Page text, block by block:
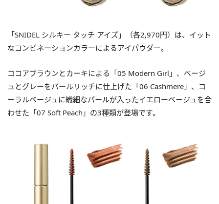
「SNIDEL シルキー タッチ アイズ」（各2,970円）は、イット
なコンビネーションカラーによるアイパウダー。
ココアブラウンとカーキによる「05 Modern Girl」、ベージ
ュとグレーをパールリッチに仕上げた「06 Cashmere」、コ
ーラルベージュに織細なパールが入ったイエローベージュを合
わせた「07 Soft Peach」の3種類が登場です。